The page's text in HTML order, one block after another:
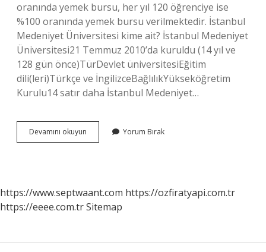
oranında yemek bursu, her yıl 120 öğrenciye ise
%100 oranında yemek bursu verilmektedir. İstanbul
Medeniyet Üniversitesi kime ait? İstanbul Medeniyet
Üniversitesi21 Temmuz 2010’da kuruldu (14 yıl ve
128 gün önce)TürDevlet üniversitesiEğitim
dili(leri)Türkçe ve İngilizceBağlılıkYükseköğretim
Kurulu14 satır daha İstanbul Medeniyet…
Devamını okuyun Istanbul
Medeniyet
Yorum Bırak
https://www.septwaant.com https://ozfiratyapi.com.tr
https://eeee.com.trSitemap